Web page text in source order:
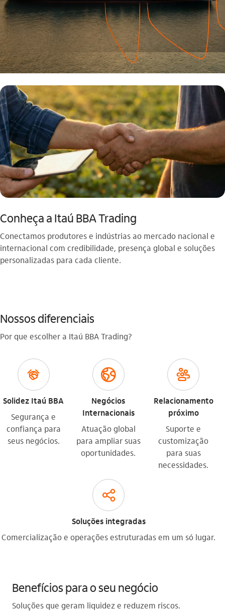
Conheça a Itaú BBA Trading
Conectamos produtores e indústrias ao mercado nacional e
internacional com credibilidade, presença global e soluções
personalizadas para cada cliente.
Nossos diferenciais
Por que escolher a Itaú BBA Trading?
carteirada
Solidez Itaú BBA
Segurança e
confiança para
seus negócios.
globo_outline
Negócios
Internacionais
Atuação global
para ampliar suas
oportunidades.
lideranca_outline
Relacionamento
próximo
Suporte e
customização
para suas
necessidades.
compartilhar_outline
Soluções integradas
Comercialização e operações estruturadas em um só lugar.
Benefícios para o seu negócio
Soluções que geram liquidez e reduzem riscos.